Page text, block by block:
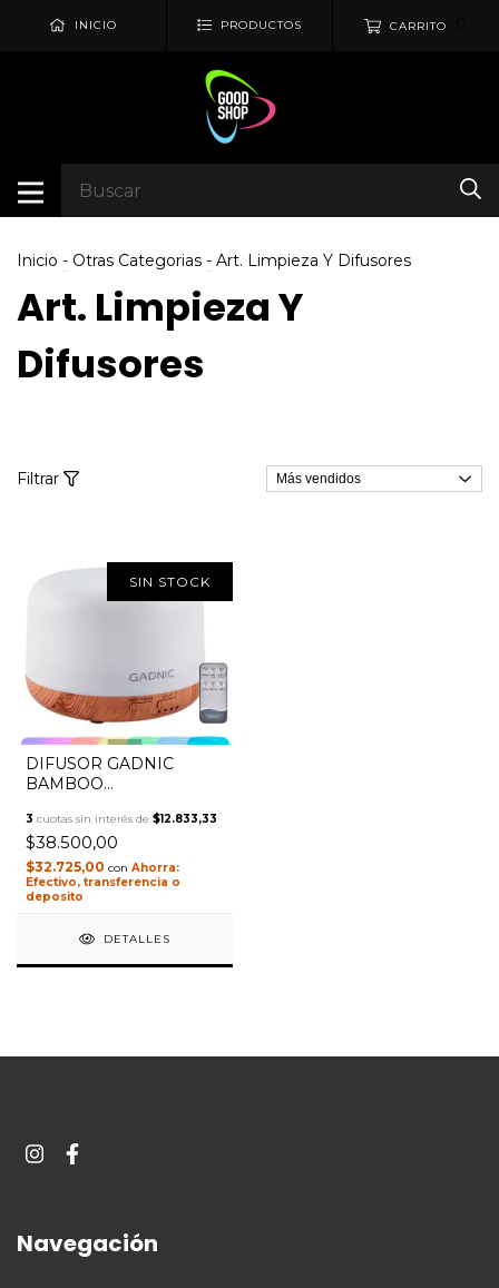
INICIO PRODUCTOS CARRITO
Inicio - Otras Categorias - Art. Limpieza Y Difusores
Art. Limpieza Y
Difusores
Filtrar
1 / 6
SIN STOCK
DIFUSOR GADNIC
BAMBOO
ULTRASONICO 300ML
20HS 7 COLORES T002
3 cuotas sin interés de $12.833,33
$38.500,00
$32.725,00 con
Efectivo, transferencia o
deposito
DETALLES
Navegación